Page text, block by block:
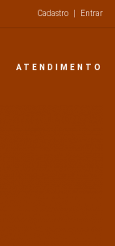
Cadastro Entrar
ATENDIMENTO